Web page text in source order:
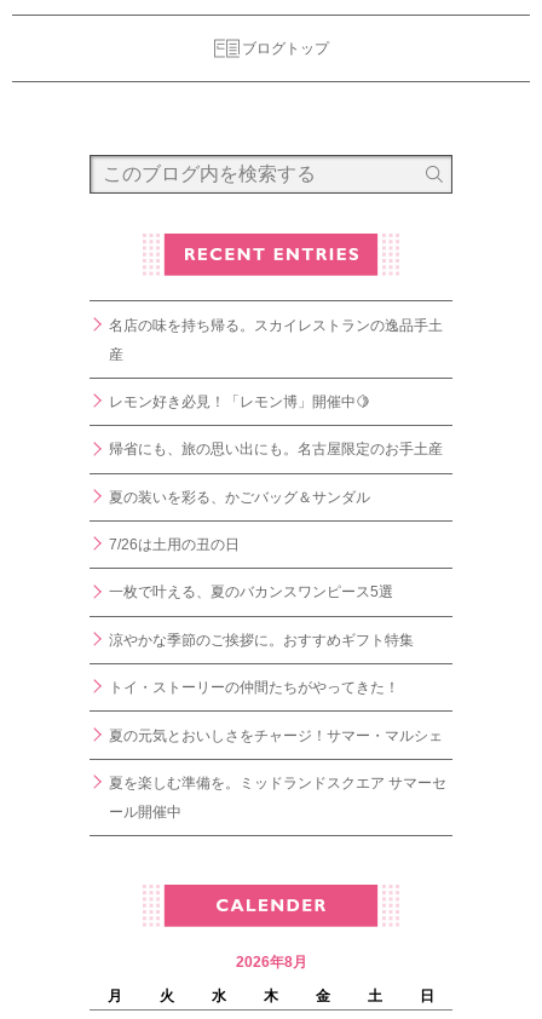
ブログトップ
名店の味を持ち帰る。スカイレストランの逸品手土
産
レモン好き必見！「レモン博」開催中🍋
帰省にも、旅の思い出にも。名古屋限定のお手土産
夏の装いを彩る、かごバッグ＆サンダル
7/26は土用の丑の日
一枚で叶える、夏のバカンスワンピース5選
涼やかな季節のご挨拶に。おすすめギフト特集
トイ・ストーリーの仲間たちがやってきた！
夏の元気とおいしさをチャージ！サマー・マルシェ
夏を楽しむ準備を。ミッドランドスクエア サマーセ
ール開催中
2026年8月
月
火 水 木 金 土
日